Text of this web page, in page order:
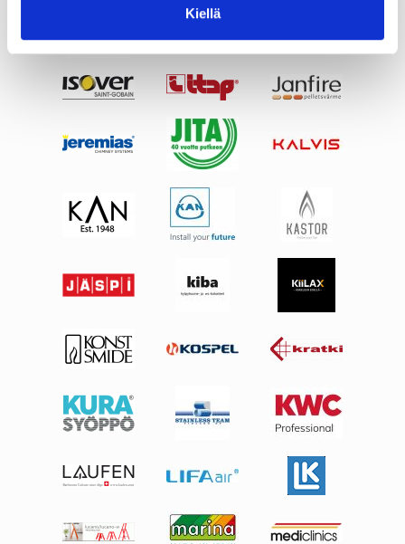
Kiellä